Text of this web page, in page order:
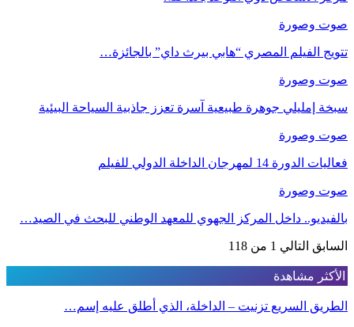
صوت وصورة
تتويج الفيلم المصري “هابي بيرث داي” بالجائزة…
صوت وصورة
سبخة إمليلي جوهرة طبيعية آسرة تعزز جاذبية السياحة البيئية
صوت وصورة
فعاليات الدورة 14 لمهرجان الداخلة الدولي للفيلم
صوت وصورة
بالفيديو.. داخل المركز الجهوي للمعهد الوطني للبحث في الصيد…
السابق التالي 1 من 118
الأكثر مشاهدة
الطريق السريع تزنيت – الداخلة، الذي أطلق عليه إسم…